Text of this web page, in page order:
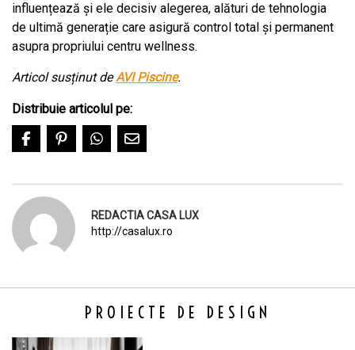
influențează și ele decisiv alegerea, alături de tehnologia
de ultimă generație care asigură control total și permanent
asupra propriului centru wellness.
Articol susținut deAVI Piscine.
Distribuie articolul pe:
REDACTIA CASA LUX
http://casalux.ro
PROIECTE DE DESIGN